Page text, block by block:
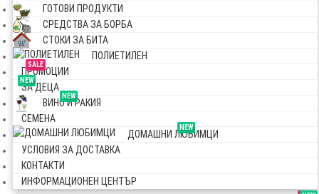
ГОТОВИ ПРОДУКТИ
СРЕДСТВА ЗА БОРБА
СТОКИ ЗА БИТА
ПОЛИЕТИЛЕН
SALE
ПРОМОЦИИ
NEW
ЗА ДЕЦА
NEW
ВИНО И РАКИЯ
СЕМЕНА
NEW
ДОМАШНИ ЛЮБИМЦИ
УСЛОВИЯ ЗА ДОСТАВКА
КОНТАКТИ
ИНФОРМАЦИОНЕН ЦЕНТЪР